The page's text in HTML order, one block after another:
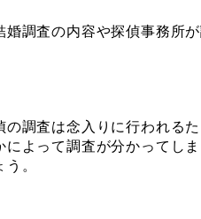
調査の内容や探偵事務所が
の調査は念入りに行われるた
よって調査が分かってしま
。